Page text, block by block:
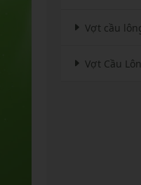
Vợt cầu
Vợt Cầu